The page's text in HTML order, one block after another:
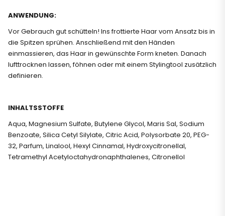
ANWENDUNG:
Vor Gebrauch gut schütteln! Ins frottierte Haar vom Ansatz bis in
die Spitzen sprühen. Anschließend mit den Händen
einmassieren, das Haar in gewünschte Form kneten. Danach
lufttrocknen lassen, föhnen oder mit einem Stylingtool zusätzlich
definieren.
INHALTSSTOFFE
Aqua, Magnesium Sulfate, Butylene Glycol, Maris Sal, Sodium
Benzoate, Silica Cetyl Silylate, Citric Acid, Polysorbate 20, PEG-
32, Parfum, Linalool, Hexyl Cinnamal, Hydroxycitronellal,
Tetramethyl Acetyloctahydronaphthalenes, Citronellol